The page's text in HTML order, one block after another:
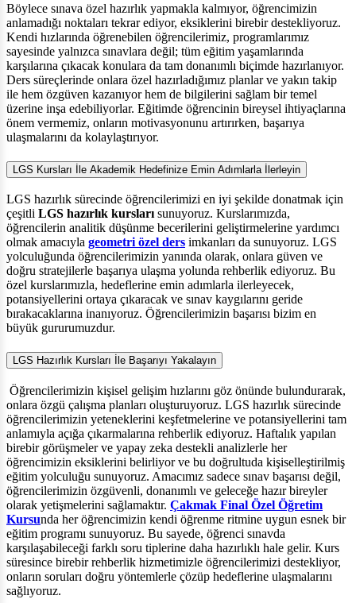
Böylece sınava özel hazırlık yapmakla kalmıyor, öğrencimizin
anlamadığı noktaları tekrar ediyor, eksiklerini birebir destekliyoruz.
Kendi hızlarında öğrenebilen öğrencilerimiz, programlarımız
sayesinde yalnızca sınavlara değil; tüm eğitim yaşamlarında
karşılarına çıkacak konulara da tam donanımlı biçimde hazırlanıyor.
Ders süreçlerinde onlara özel hazırladığımız planlar ve yakın takip
ile hem özgüven kazanıyor hem de bilgilerini sağlam bir temel
üzerine inşa edebiliyorlar. Eğitimde öğrencinin bireysel ihtiyaçlarına
önem vermemiz, onların motivasyonunu artırırken, başarıya
ulaşmalarını da kolaylaştırıyor.
LGS Kursları İle Akademik Hedefinize Emin Adımlarla İlerleyin
LGS hazırlık sürecinde öğrencilerimizi en iyi şekilde donatmak için
çeşitli LGS hazırlık kursları sunuyoruz. Kurslarımızda,
öğrencilerin analitik düşünme becerilerini geliştirmelerine yardımcı
olmak amacıyla geometri özel ders imkanları da sunuyoruz. LGS
yolculuğunda öğrencilerimizin yanında olarak, onlara güven ve
doğru stratejilerle başarıya ulaşma yolunda rehberlik ediyoruz. Bu
özel kurslarımızla, hedeflerine emin adımlarla ilerleyecek,
potansiyellerini ortaya çıkaracak ve sınav kaygılarını geride
bırakacaklarına inanıyoruz. Öğrencilerimizin başarısı bizim en
büyük gururumuzdur.
LGS Hazırlık Kursları İle Başarıyı Yakalayın
Öğrencilerimizin kişisel gelişim hızlarını göz önünde bulundurarak,
onlara özgü çalışma planları oluşturuyoruz. LGS hazırlık sürecinde
öğrencilerimizin yeteneklerini keşfetmelerine ve potansiyellerini tam
anlamıyla açığa çıkarmalarına rehberlik ediyoruz. Haftalık yapılan
birebir görüşmeler ve yapay zeka destekli analizlerle her
öğrencimizin eksiklerini belirliyor ve bu doğrultuda kişiselleştirilmiş
eğitim yolculuğu sunuyoruz. Amacımız sadece sınav başarısı değil,
öğrencilerimizin özgüvenli, donanımlı ve geleceğe hazır bireyler
olarak yetişmelerini sağlamaktır. Çakmak Final Özel Öğretim
Kursunda her öğrencimizin kendi öğrenme ritmine uygun esnek bir
eğitim programı sunuyoruz. Bu sayede, öğrenci sınavda
karşılaşabileceği farklı soru tiplerine daha hazırlıklı hale gelir. Kurs
süresince birebir rehberlik hizmetimizle öğrencilerimizi destekliyor,
onların soruları doğru yöntemlerle çözüp hedeflerine ulaşmalarını
sağlıyoruz.